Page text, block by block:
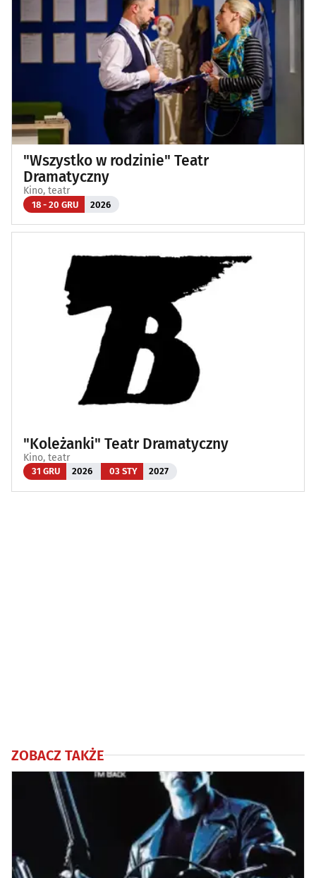
"Wszystko w rodzinie" Teatr
Dramatyczny
Kino, teatr
18 - 20 GRU 2026
"Koleżanki" Teatr Dramatyczny
Kino, teatr
31 GRU 2026 03 STY 2027
ZOBACZ TAKŻE